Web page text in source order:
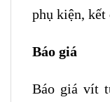
phụ kiện, kết
Báo giá
Báo giá vít